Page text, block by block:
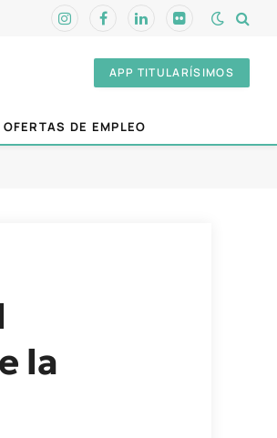
InstagramFacebookLinkedInFlickr
APP TITULARÍSIMOS
OFERTAS DE EMPLEO
la